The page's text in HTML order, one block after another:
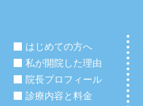
はじめての方へ
私が開院した理由
院長プロフィール
診療内容と料金